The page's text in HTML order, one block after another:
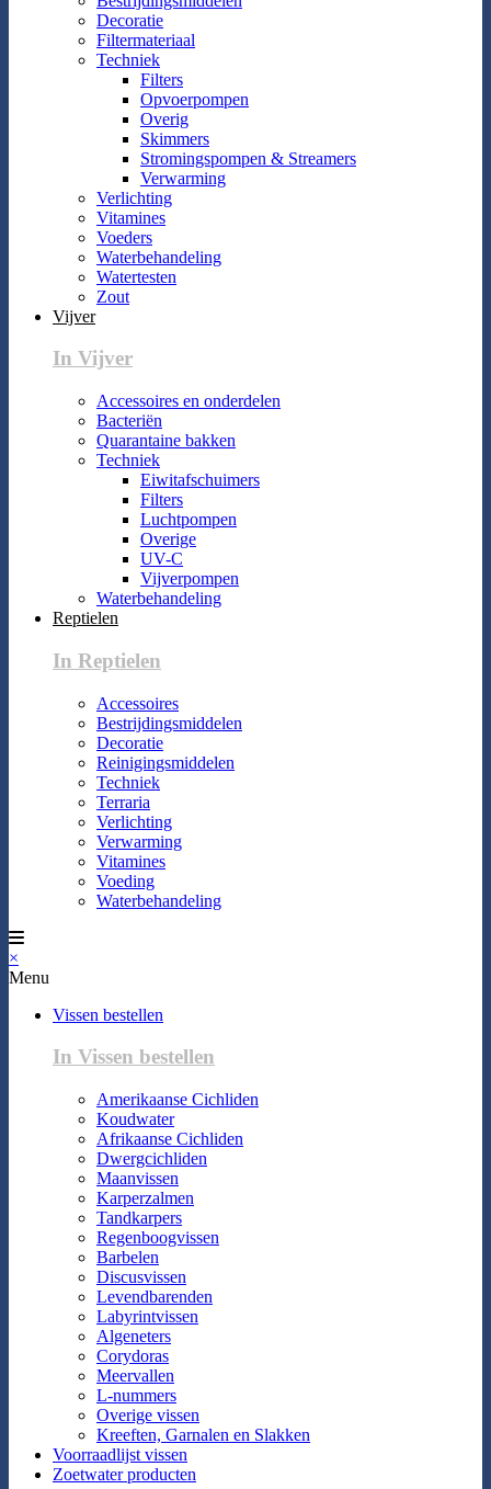
Decoratie
Filtermateriaal
Techniek
Filters
Opvoerpompen
Overig
Skimmers
Stromingspompen & Streamers
Verwarming
Verlichting
Vitamines
Voeders
Waterbehandeling
Watertesten
Zout
Vijver
In Vijver
Accessoires en onderdelen
Bacteriën
Quarantaine bakken
Techniek
Eiwitafschuimers
Filters
Luchtpompen
Overige
UV-C
Vijverpompen
Waterbehandeling
Reptielen
In Reptielen
Accessoires
Bestrijdingsmiddelen
Decoratie
Reinigingsmiddelen
Techniek
Terraria
Verlichting
Verwarming
Vitamines
Voeding
Waterbehandeling
×
Menu
Vissen bestellen
In Vissen bestellen
Amerikaanse Cichliden
Koudwater
Afrikaanse Cichliden
Dwergcichliden
Maanvissen
Karperzalmen
Tandkarpers
Regenboogvissen
Barbelen
Discusvissen
Levendbarenden
Labyrintvissen
Algeneters
Corydoras
Meervallen
L-nummers
Overige vissen
Kreeften, Garnalen en Slakken
Voorraadlijst vissen
Zoetwater producten